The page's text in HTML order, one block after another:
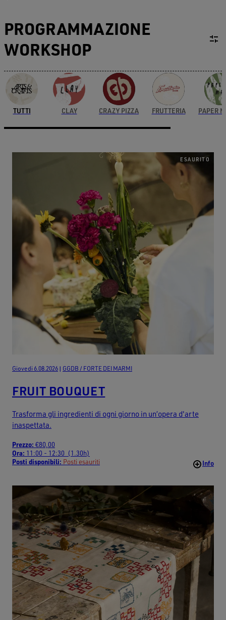
PROGRAMMAZIONE
WORKSHOP
TUTTI CLAY CRAZY PIZZA FRUTTERIA PAPER
ESAURITO
Giovedi 6.08.2026 | GGDB / FORTE DEI MARMI
FRUIT BOUQUET
Trasforma gli ingredienti di ogni giorno in un’opera d'arte
inaspettata.
Prezzo: €80,00
Ora: 11:00 - 12:30 (1.30h)
Posti disponibili: Posti esauriti Info